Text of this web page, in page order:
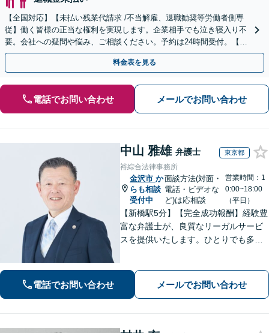
【全国対応】【未払い残業代請求 /不当解雇、退職勧奨等労働者側専
従】働く皆様の正当な権利を実現します。企業相手でも泣き寝入り不
要。会社への疑問や悩み、ご相談ください。予約は24時間受付。【初
回面談無料】【夜間・休日対応可】
料金表を見る
電話でお問い合わせ メールでお問い合わせ
中山 雅雄 弁護士 東京都
裕綜合法律事務所
金沢市 か
らも相談
受付中
面談方法(対面・
電話・ビデオな
ど)は応相談
営業時間：1
0:00~18:00
（平日）
【新橋駅5分】【完全成功報酬】経験豊
富な弁護士が、良質なリーガルサービ
スを提供いたします。ひとりでも多く
す。お困りの際は、ぜひご相談くださ
い。【弁護士歴20年以上】
電話でお問い合わせ メールでお問い合わせ